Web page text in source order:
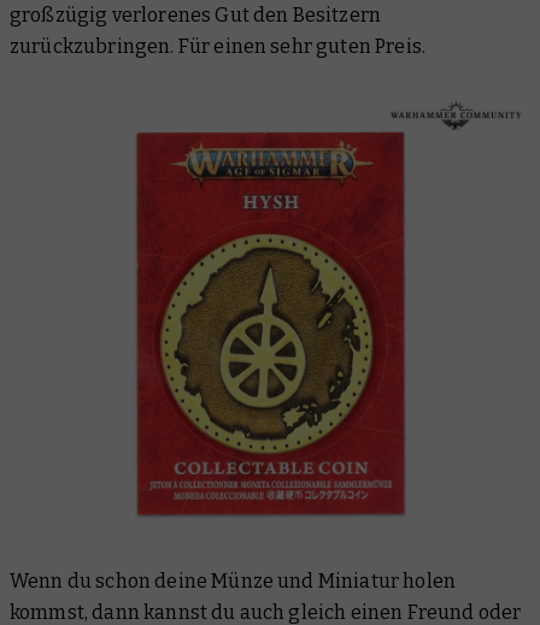
großzügig verlorenes Gut den Besitzern
zurückzubringen. Für einensehr guten Preis.
Wenn du schon deine Münze und Miniatur holen
kommst, dann kannst du auch gleich einen Freund oder